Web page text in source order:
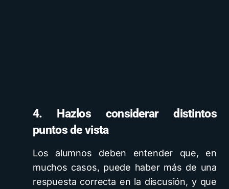
4. Hazlos considerar distintos
puntos de vista
Los alumnos deben entender que, en
muchos casos, puede haber más de una
respuesta correcta en la discusión, y que